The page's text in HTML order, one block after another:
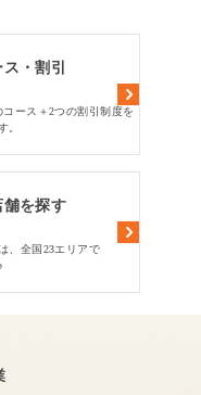
・割引
コース＋2つの割引制度を
。
舗を探す
、全国23エリアで